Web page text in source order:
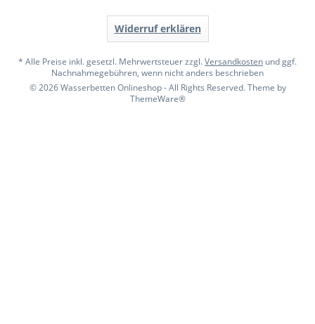
Widerruf erklären
* Alle Preise inkl. gesetzl. Mehrwertsteuer zzgl.Versandkosten und ggf.
Nachnahmegebühren, wenn nicht anders beschrieben
© 2026 Wasserbetten Onlineshop - All Rights Reserved. Theme by
ThemeWare®